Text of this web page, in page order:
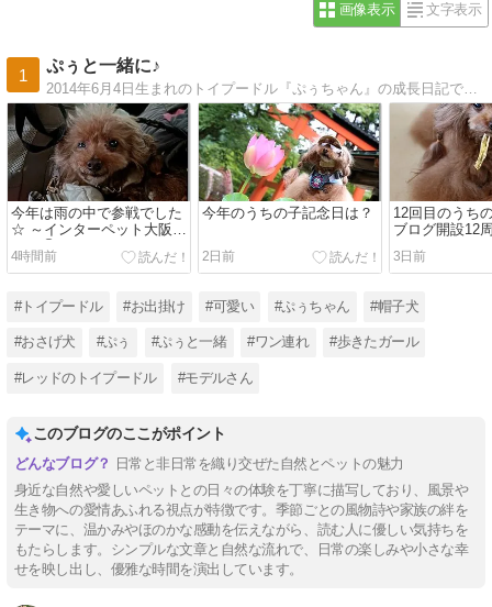
画像表示 文字表示
1
ぷぅと一緒に♪
2014年6月4日生まれのトイプードル『ぷぅちゃん』の成長日記です☆
今年は雨の中で参戦でした
☆ ～インターペット大阪
2026①～
4時間前
今年のうちの子記念日は？
2日前
12回目のうち
ブログ開設12
した♪
3日前
#トイプードル #お出掛け #可愛い #ぷぅちゃん #帽子犬
#おさげ犬 #ぷぅ #ぷぅと一緒 #ワン連れ #歩きたガール
#レッドのトイプードル #モデルさん
このブログのここがポイント
日常と非日常を織り交ぜた自然とペットの魅力
身近な自然や愛しいペットとの日々の体験を丁寧に描写しており、風景や
生き物への愛情あふれる視点が特徴です。季節ごとの風物詩や家族の絆を
テーマに、温かみやほのかな感動を伝えながら、読む人に優しい気持ちを
もたらします。シンプルな文章と自然な流れで、日常の楽しみや小さな幸
せを映し出し、優雅な時間を演出しています。